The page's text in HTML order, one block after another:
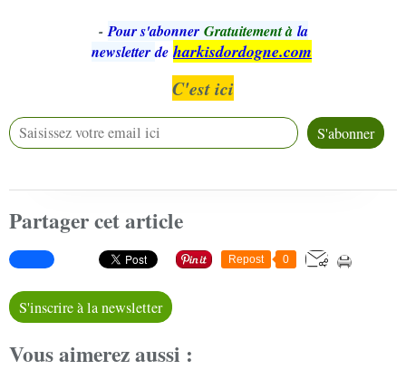
- Pour s'abonner Gratuitement à la
newsletter de harkisdordogne.com
C'est ici
Partager cet article
Repost 0
S'inscrire à la newsletter
Vous aimerez aussi :